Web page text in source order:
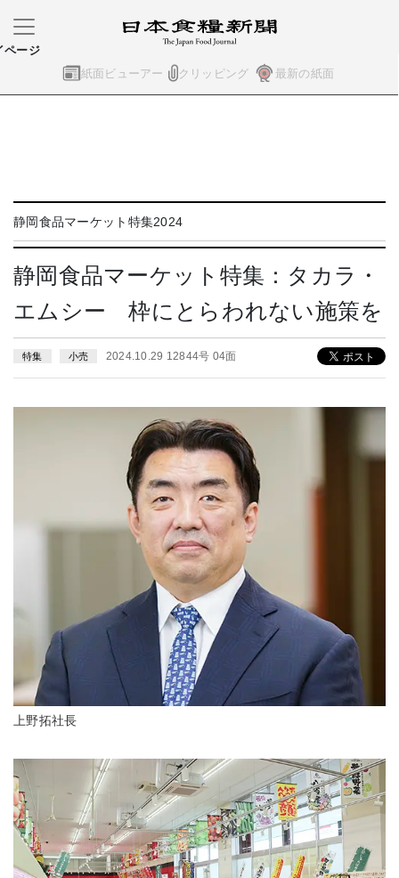
紙面ビューアー クリッピング 最新の紙面
ページ
静岡食品マーケット特集2024
静岡食品マーケット特集：タカラ・
エムシー 枠にとらわれない施策を
特集 小売 2024.10.29 12844号 04面
上野拓社長